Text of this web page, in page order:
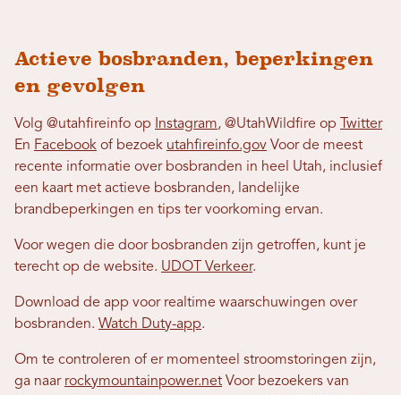
Actieve bosbranden, beperkingen
en gevolgen
Volg @utahfireinfo op Instagram, @UtahWildfire op
Twitter
En Facebook of bezoek utahfireinfo.gov Voor de meest
recente informatie over bosbranden in heel Utah, inclusief
een kaart met actieve bosbranden, landelijke
brandbeperkingen en tips ter voorkoming ervan.
Voor wegen die door bosbranden zijn getroffen, kunt je
terecht op de website. UDOT Verkeer.
Download de app voor realtime waarschuwingen over
bosbranden. Watch Duty-app.
Om te controleren of er momenteel stroomstoringen zijn,
ga naar rockymountainpower.net Voor bezoekers van